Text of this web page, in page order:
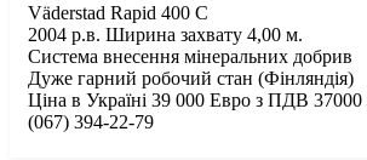
Väderstad Rapid 400 С
2004 р.в. Ширина захвату 4,00 м.
Система внесення мінеральних добрив
Дуже гарний робочий стан (Фінляндія)
Ціна в Україні 39 000 Евро з ПДВ 37000
(067) 394-22-79